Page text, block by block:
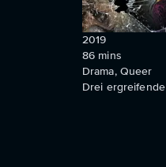
2019
86 mins
Drama, Queer
Drei